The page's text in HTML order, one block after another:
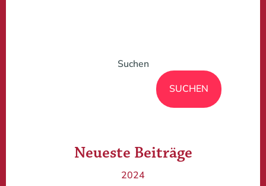
Suchen
SUCHEN
Neueste Beiträge
2024